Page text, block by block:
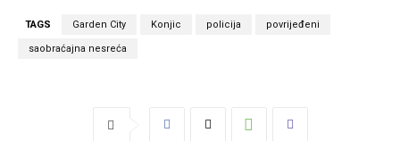
TAGS Garden City Konjic policija povrijeđeni
saobraćajna nesreća